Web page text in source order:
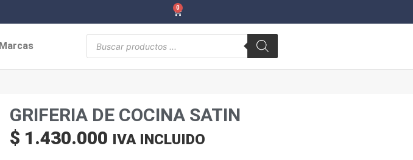
0
Marcas
GRIFERIA DE COCINA SATIN
$ 1.430.000 IVA INCLUIDO